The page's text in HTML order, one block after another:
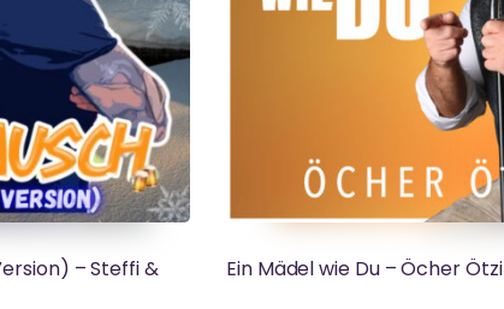
– Steffi &
Ein Mädel wie Du – Öcher Ötzi